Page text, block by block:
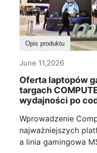
Opis produktu
June 11,2026
Oferta laptopów
targach
wydajności po
Wprowadzenie
najważniejszych
a linia gamingowa